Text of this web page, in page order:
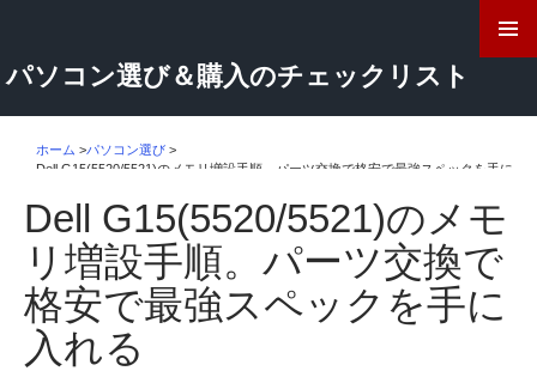
パソコン選び＆購入のチェックリスト
ン
ホーム >パソコン選び >
Dell G15(5520/5521)のメモリ増設手順。パーツ交換で格安で最強スペックを手に
Dell G15(5520/5521)のメモ
リ増設手順。パーツ交換で
格安で最強スペックを手に
入れる